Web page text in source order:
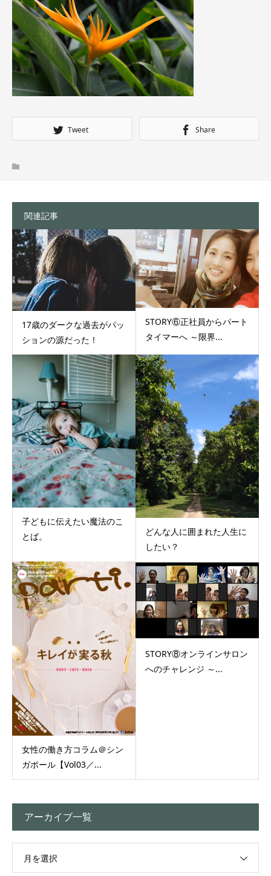
Tweet Share
関連記事
17歳のダークな過去がパッ
ションの源だった！
STORY⑥正社員からパート
タイマーへ ～限界...
子どもに伝えたい魔法のこ
とば。
どんな人に囲まれた人生に
したい？
女性の働き方コラム＠シン
ガポール【Vol03／...
STORY⑧オンラインサロン
へのチャレンジ ～...
アーカイブ一覧
月を選択